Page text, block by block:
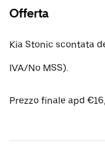
Offerta
Kia Stonic scontata
IVA/No MSS).
Prezzo finale apd